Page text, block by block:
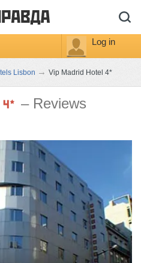
Log in
Lisbon → Vip Madrid Hotel 4*
– Reviews